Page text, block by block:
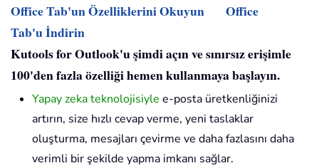
Office Tab'un Özelliklerini Okuyun
Office
Tab'u İndirin
Kutools for Outlook'u şimdi açın ve sınırsız erişimle
100'den fazla özelliği hemen kullanmaya başlayın.
Yapay zeka teknolojisiyle e-posta üretkenliğinizi
artırın, size hızlı cevap verme, yeni taslaklar
oluşturma, mesajları çevirme ve daha fazlasını daha
verimli bir şekilde yapma imkanı sağlar.